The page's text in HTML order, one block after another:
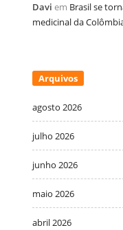
Davi em Brasil se
medicinal da
Arquivos
agosto 2026
julho 2026
junho 2026
maio 2026
abril 2026